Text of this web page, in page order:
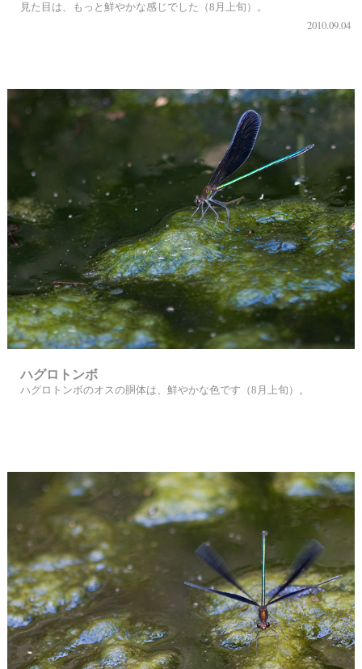
見た目は、もっと鮮やかな感じでした（8月上旬）。
2010.09.04
ハグロトンボ
ハグロトンボのオスの胴体は、鮮やかな色です（8月上旬）。